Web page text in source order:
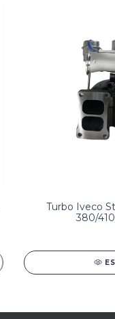
Turbo Iveco
380/